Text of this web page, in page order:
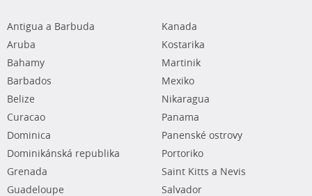
Antigua a Barbuda
Aruba
Bahamy
Barbados
Belize
Curacao
Dominica
Dominikánská republika
Grenada
Guadeloupe
Kanada
Kostarika
Martinik
Mexiko
Nikaragua
Panama
Panenské ostrovy
Portoriko
Saint Kitts a Nevis
Salvador